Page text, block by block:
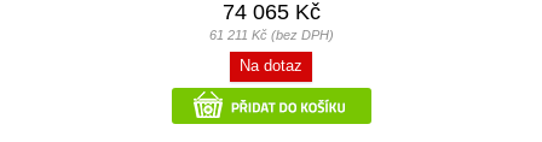
74 065 Kč
61 211 Kč (bez DPH)
Na dotaz